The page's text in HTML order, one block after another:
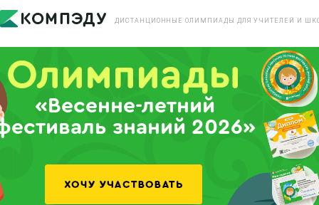
ДИСТАНЦИОННЫЕ ОЛИМПИАДЫ ДЛЯ УЧИТЕЛЕЙ И
«Весенне-летний
знаний 2026»